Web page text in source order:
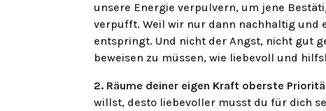
unsere Energie verpulvern, um jene
verpufft. Weil wir nur dann nachhaltig und
entspringt. Und nicht der Angst, nicht gut
beweisen zu müssen, wie liebevoll und
2. Räume deiner eigen Kraft oberste
willst, desto liebevoller musst du für dich